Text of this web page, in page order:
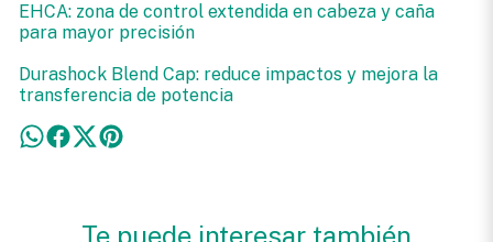
EHCA: zona de control extendida en cabeza y caña
para mayor precisión
Durashock Blend Cap: reduce impactos y mejora la
transferencia de potencia
Te puede interesar también